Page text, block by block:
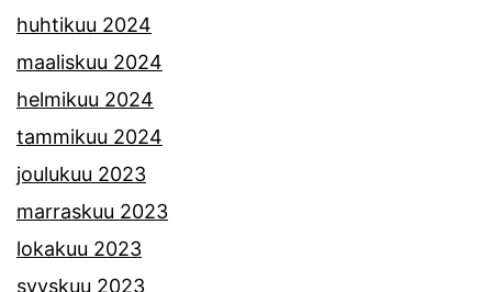
huhtikuu 2024
maaliskuu 2024
helmikuu 2024
tammikuu 2024
joulukuu 2023
marraskuu 2023
lokakuu 2023
syyskuu 2023